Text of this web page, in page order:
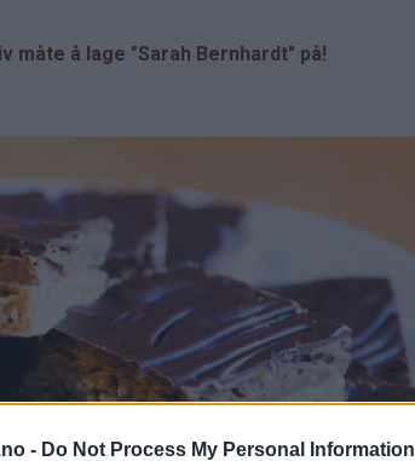
- Do Not Process My Personal Information
måte å lage "Sarah Bernhardt" på!